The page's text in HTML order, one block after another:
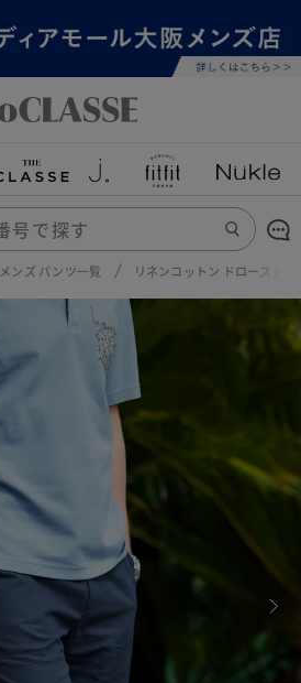
メンズ パンツ一覧 リネンコットン ドロースト